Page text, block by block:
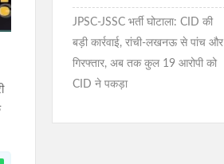
JPSC-JSSC भर्ती घोटाला: CID की
बड़ी कार्रवाई, रांची-लखनऊ से पांच और
गिरफ्तार, अब तक कुल 19 आरोपी को
CID ने पकड़ा